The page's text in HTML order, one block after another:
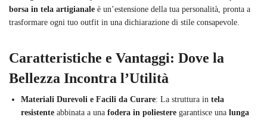
borsa in tela artigianale è un’estensione della tua personalità, pronta a
trasformare ogni tuo outfit in una dichiarazione di stile consapevole.
Caratteristiche e Vantaggi: Dove la
Bellezza Incontra l’Utilità
Materiali Durevoli e Facili da Curare: La struttura in tela
resistente abbinata a una fodera in poliestere garantisce una lunga